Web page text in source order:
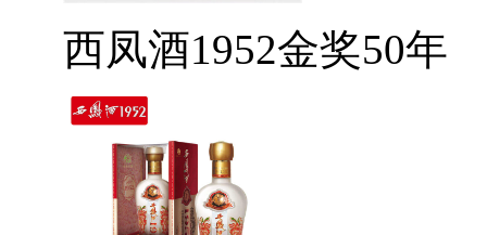
西凤酒1952金奖50年